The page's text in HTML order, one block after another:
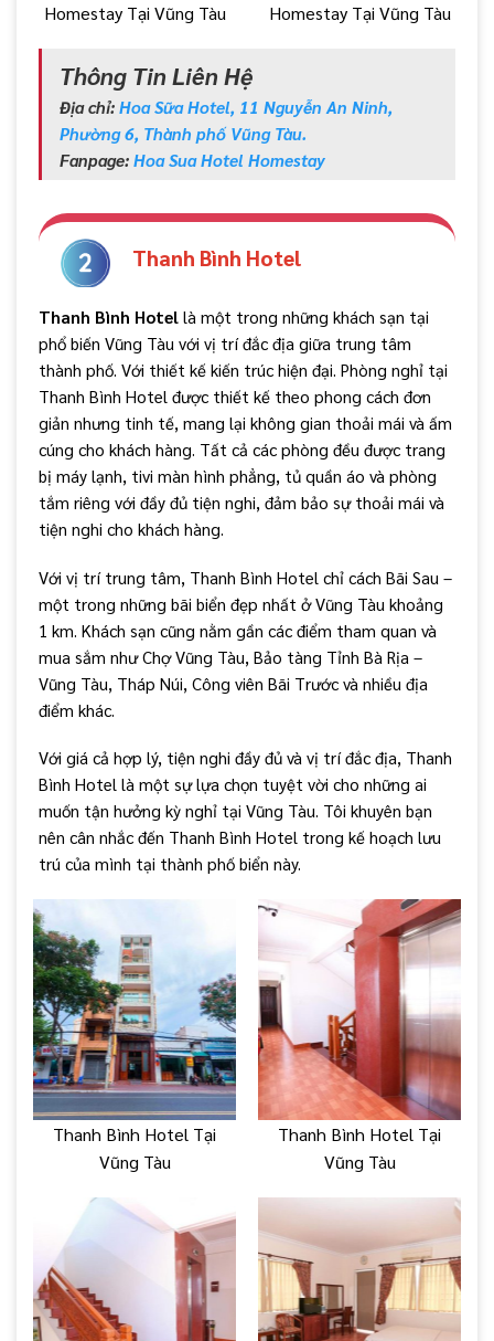
Homestay Tại Vũng Tàu
Homestay Tại Vũng Tàu
Thông Tin Liên Hệ
Địa chỉ: Hoa Sữa Hotel, 11 Nguyễn An Ninh,
Phường 6, Thành phố Vũng Tàu.
Fanpage: Hoa Sua Hotel Homestay
Thanh Bình Hotel
Thanh Bình Hotel là một trong những khách sạn tại
phổ biến Vũng Tàu với vị trí đắc địa giữa trung tâm
thành phố. Với thiết kế kiến trúc hiện đại. Phòng nghỉ tại
Thanh Bình Hotel được thiết kế theo phong cách đơn
giản nhưng tinh tế, mang lại không gian thoải mái và ấm
cúng cho khách hàng. Tất cả các phòng đều được trang
bị máy lạnh, tivi màn hình phẳng, tủ quần áo và phòng
tắm riêng với đầy đủ tiện nghi, đảm bảo sự thoải mái và
tiện nghi cho khách hàng.
Với vị trí trung tâm, Thanh Bình Hotel chỉ cách Bãi Sau –
một trong những bãi biển đẹp nhất ở Vũng Tàu khoảng
1 km. Khách sạn cũng nằm gần các điểm tham quan và
mua sắm như Chợ Vũng Tàu, Bảo tàng Tỉnh Bà Rịa –
Vũng Tàu, Tháp Núi, Công viên Bãi Trước và nhiều địa
điểm khác.
Với giá cả hợp lý, tiện nghi đầy đủ và vị trí đắc địa, Thanh
Bình Hotel là một sự lựa chọn tuyệt vời cho những ai
muốn tận hưởng kỳ nghỉ tại Vũng Tàu. Tôi khuyên bạn
nên cân nhắc đến Thanh Bình Hotel trong kế hoạch lưu
trú của mình tại thành phố biển này.
Thanh Bình Hotel Tại
Vũng Tàu
Thanh Bình Hotel Tại
Vũng Tàu